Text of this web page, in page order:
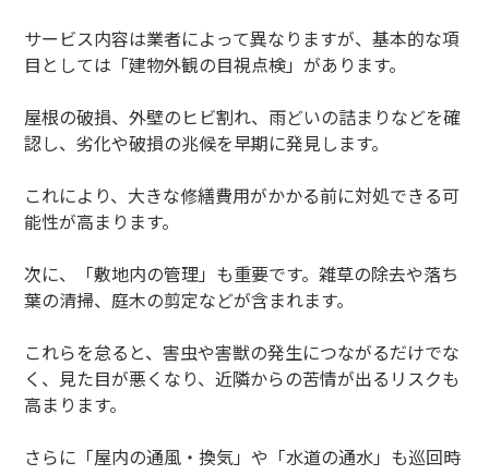
サービス内容は業者によって異なりますが、基本的な項
目としては「建物外観の目視点検」があります。
屋根の破損、外壁のヒビ割れ、雨どいの詰まりなどを確
認し、劣化や破損の兆候を早期に発見します。
これにより、大きな修繕費用がかかる前に対処できる可
能性が高まります。
次に、「敷地内の管理」も重要です。雑草の除去や落ち
葉の清掃、庭木の剪定などが含まれます。
これらを怠ると、害虫や害獣の発生につながるだけでな
く、見た目が悪くなり、近隣からの苦情が出るリスクも
高まります。
さらに「屋内の通風・換気」や「水道の通水」も巡回時